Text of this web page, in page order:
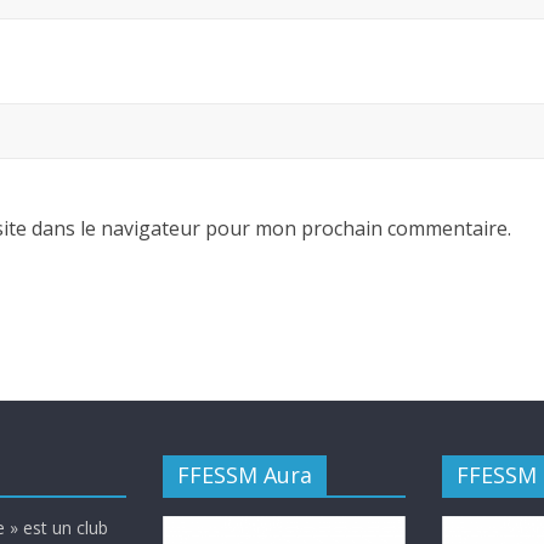
dans le navigateur pour mon prochain commentaire.
» est un club
FFESSM Aura FFESSM